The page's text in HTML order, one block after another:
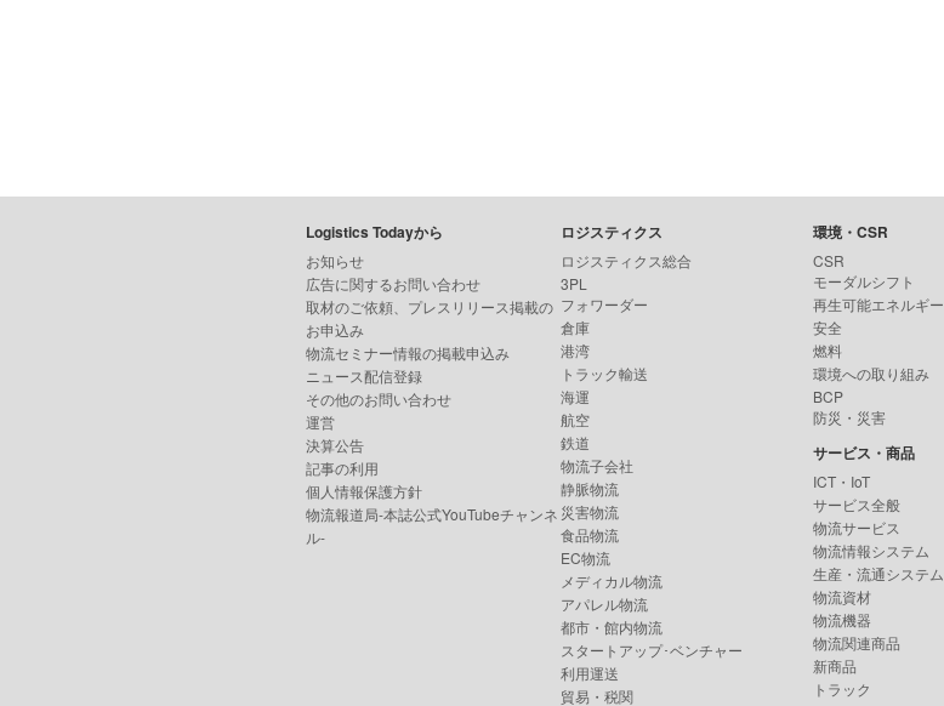
Logistics Todayから
お知らせ
広告に関するお問い合わせ
取材のご依頼、プレスリリース掲載の
お申込み
物流セミナー情報の掲載申込み
ニュース配信登録
その他のお問い合わせ
運営
決算公告
記事の利用
個人情報保護方針
物流報道局-本誌公式YouTubeチャンネ
ル-
ロジスティクス
ロジスティクス総合
3PL
フォワーダー
倉庫
港湾
トラック輸送
海運
航空
鉄道
物流子会社
静脈物流
災害物流
食品物流
EC物流
メディカル物流
アパレル物流
都市・館内物流
スタートアップ･ベンチャー
利用運送
貿易・税関
環境・CSR
CSR
モーダルシフト
再生可能エネルギー
安全
燃料
環境への取り組み
BCP
防災・災害
サービス・商品
ICT・IoT
サービス全般
物流サービス
物流情報システム
生産・流通システム
物流資材
物流機器
物流関連商品
新商品
トラック